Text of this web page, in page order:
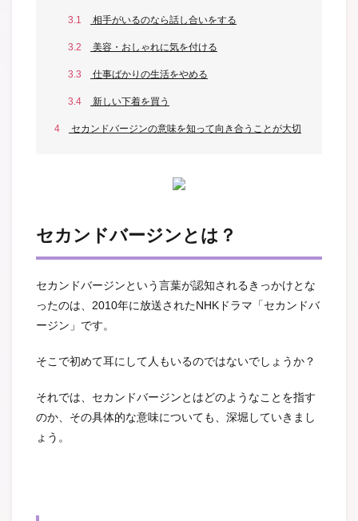
3.1 相手がいるのなら話し合いをする
3.2 美容・おしゃれに気を付ける
3.3 仕事ばかりの生活をやめる
3.4 新しい下着を買う
4 セカンドバージンの意味を知って向き合うことが大切
セカンドバージンとは？
セカンドバージンという言葉が認知されるきっかけとな
ったのは、2010年に放送されたNHKドラマ「セカンドバ
ージン」です。
そこで初めて耳にして人もいるのではないでしょうか？
それでは、セカンドバージンとはどのようなことを指す
のか、その具体的な意味についても、深堀していきまし
ょう。